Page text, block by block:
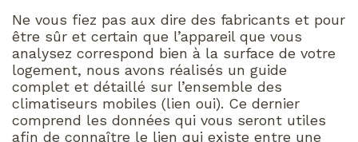
Ne vous fiez pas aux dire des fabricants et pour
être sûr et certain que l’appareil que vous
analysez correspond bien à la surface de votre
logement, nous avons réalisés un guide
complet et détaillé sur l’ensemble des
climatiseurs mobiles (lien oui). Ce dernier
comprend les données qui vous seront utiles
afin de connaître le lien qui existe entre une